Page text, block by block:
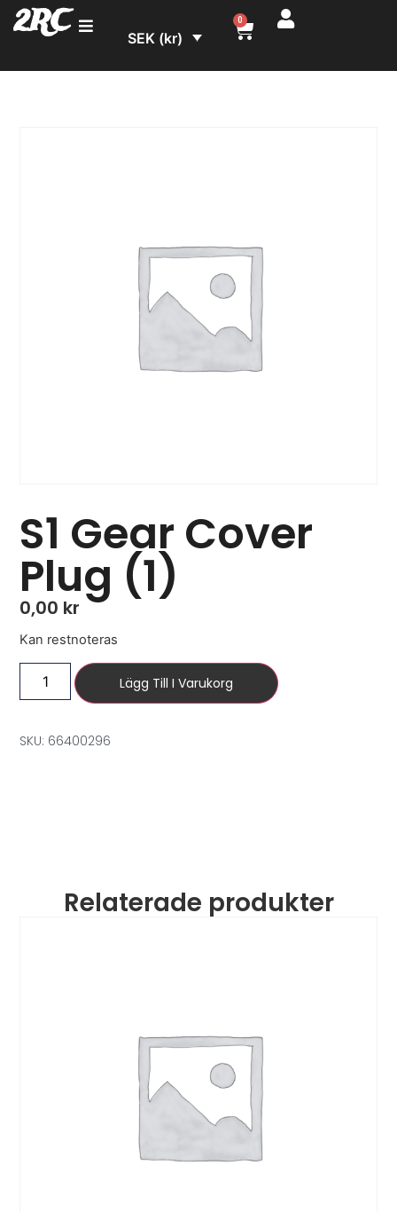
2RC SEK (kr)
0
S1 Gear Cover
Plug (1)
0,00 kr
Kan restnoteras
Lägg Till I Varukorg
SKU: 66400296
Relaterade produkter